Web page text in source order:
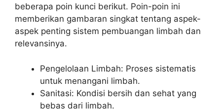
beberapa poin kunci berikut. Poin-poin ini
memberikan gambaran singkat tentang aspek-
aspek penting sistem pembuangan limbah dan
relevansinya.
Pengelolaan Limbah: Proses sistematis
untuk menangani limbah.
Sanitasi: Kondisi bersih dan sehat yang
bebas dari limbah.